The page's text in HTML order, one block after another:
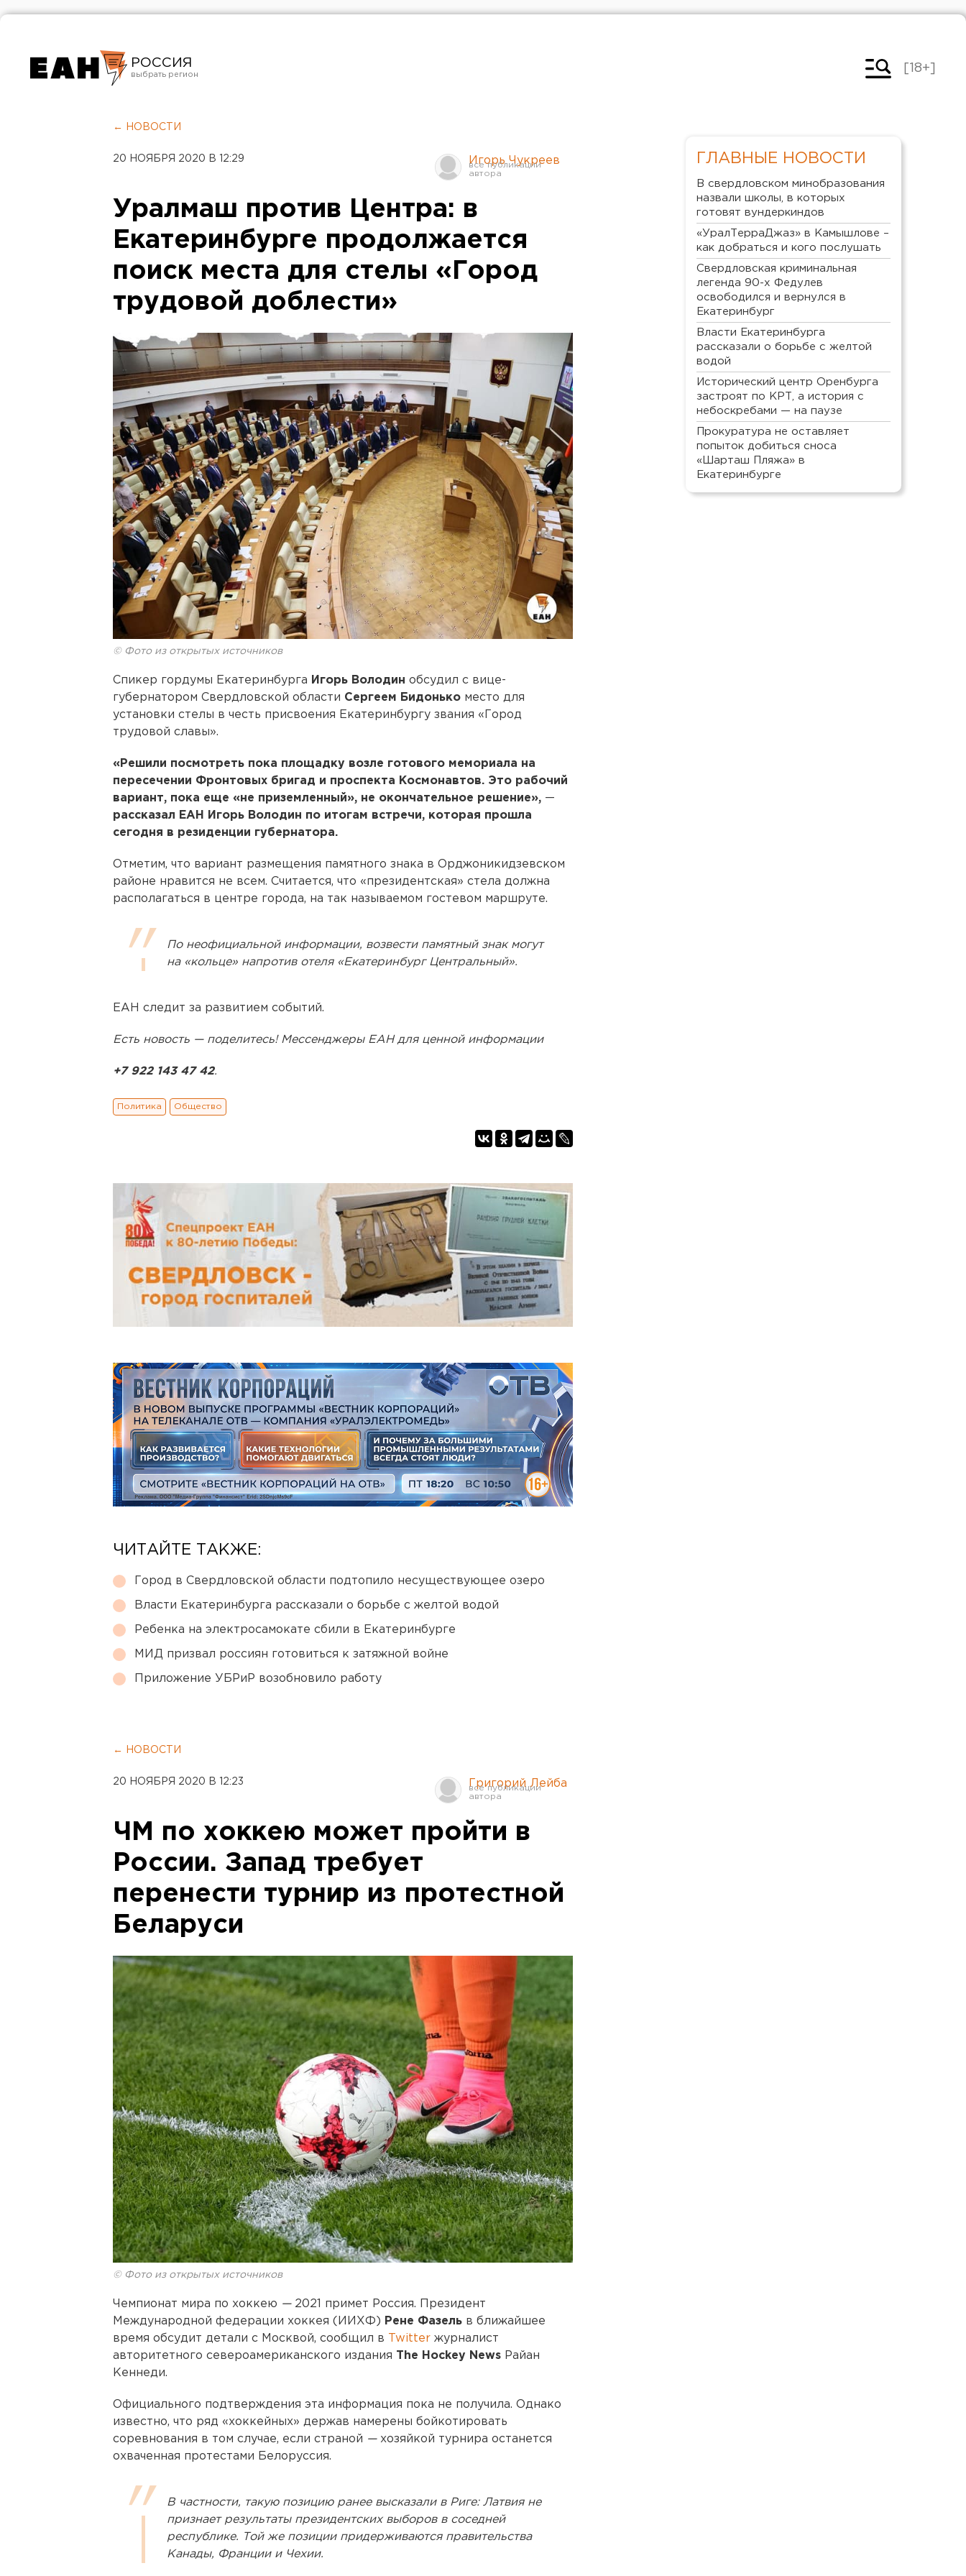
РОССИЯ
Челябинск
[18+]
← НОВОСТИ
20 НОЯБРЯ 2020 В 12:29 Игорь Чукреев
Уралмаш против Центра: в
Екатеринбурге продолжается
поиск места для стелы «Город
трудовой доблести»
© Фото из открытых источников
Спикер гордумы Екатеринбурга Игорь Володин обсудил с вице-
губернатором Свердловской области Сергеем Бидонько место для
установки стелы в честь присвоения Екатеринбургу звания «Город
трудовой славы».
«Решили посмотреть пока площадку возле готового мемориала на
пересечении Фронтовых бригад и проспекта Космонавтов. Это рабочий
вариант, пока еще «не приземленный», не окончательное решение», —
рассказал ЕАН Игорь Володин по итогам встречи, которая прошла
сегодня в резиденции губернатора.
Отметим, что вариант размещения памятного знака в Орджоникидзевском
районе нравится не всем. Считается, что «президентская» стела должна
располагаться в центре города, на так называемом гостевом маршруте.
По неофициальной информации, возвести памятный знак могут
на «кольце» напротив отеля «Екатеринбург Центральный».
ЕАН следит за развитием событий.
Есть новость — поделитесь! Мессенджеры ЕАН для ценной информации
+7 922 143 47 42.
Политика Общество
ЧИТАЙТЕ ТАКЖЕ:
Город в Свердловской области подтопило несуществующее озеро
Власти Екатеринбурга рассказали о борьбе с желтой водой
Ребенка на электросамокате сбили в Екатеринбурге
МИД призвал россиян готовиться к затяжной войне
Приложение УБРиР возобновило работу
← НОВОСТИ
20 НОЯБРЯ 2020 В 12:23 Григорий Лейба
ЧМ по хоккею может пройти в
России. Запад требует
перенести турнир из протестной
Беларуси
© Фото из открытых источников
Чемпионат мира по хоккею —2021 примет Россия. Президент
Международной федерации хоккея (ИИХФ) Рене Фазель в ближайшее
время обсудит детали с Москвой, сообщил в
Twitter журналист
авторитетного североамериканского издания The Hockey News Райан
Кеннеди.
Официального подтверждения эта информация пока не получила. Однако
известно, что ряд «хоккейных» держав намерены бойкотировать
соревнования в том случае, если страной — хозяйкой турнира останется
охваченная протестами Белоруссия.
В частности, такую позицию ранее высказали в Риге: Латвия не
признает результаты президентских выборов в соседней
республике. Той же позиции придерживаются правительства
Канады, Франции и Чехии.
ГЛАВНЫЕ НОВОСТИ
В свердловском минобразования
назвали школы, в которых
готовят вундеркиндов
«УралТерраДжаз» в Камышлове –
как добраться и кого послушать
Свердловская криминальная
легенда 90-х Федулев
освободился и вернулся в
Екатеринбург
Власти Екатеринбурга
рассказали о борьбе с желтой
водой
Исторический центр Оренбурга
застроят по КРТ, а история с
небоскребами — на паузе
Прокуратура не оставляет
попыток добиться сноса
«Шарташ Пляжа» в
Екатеринбурге